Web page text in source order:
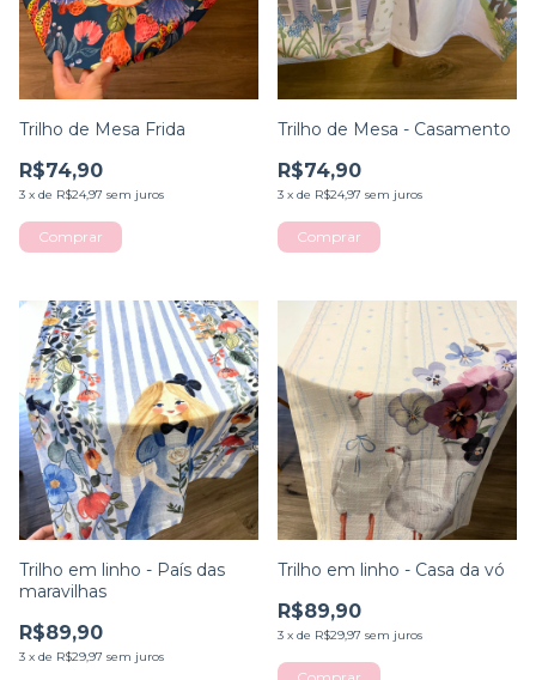
Trilho de Mesa Frida
R$74,90
3 x de R$24,97 sem juros
Trilho de Mesa - Casamento
R$74,90
3 x de R$24,97 sem juros
Trilho em linho - País das
maravilhas
R$89,90
3 x de R$29,97 sem juros
Trilho em linho - Casa da vó
R$89,90
3 x de R$29,97 sem juros